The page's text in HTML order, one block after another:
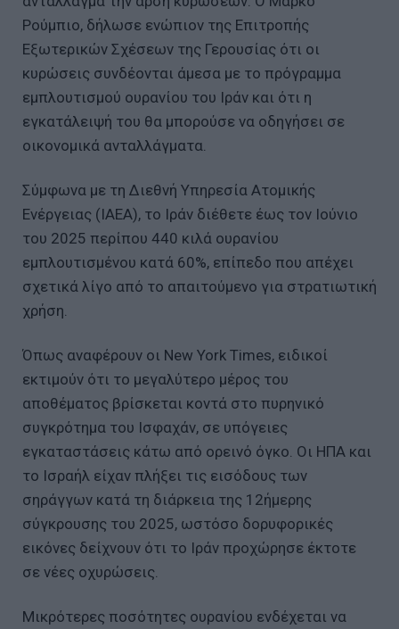
Ρούμπιο, δήλωσε ενώπιον της Επιτροπής
Εξωτερικών Σχέσεων της Γερουσίας ότι οι
κυρώσεις συνδέονται άμεσα με το πρόγραμμα
εμπλουτισμού ουρανίου του Ιράν και ότι η
εγκατάλειψή του θα μπορούσε να οδηγήσει σε
οικονομικά ανταλλάγματα.
Σύμφωνα με τη Διεθνή Υπηρεσία Ατομικής
Ενέργειας (IAEA), το Ιράν διέθετε έως τον Ιούνιο
του 2025 περίπου 440 κιλά ουρανίου
εμπλουτισμένου κατά 60%, επίπεδο που απέχει
σχετικά λίγο από το απαιτούμενο για στρατιωτική
χρήση.
Όπως αναφέρουν οι New York Times, ειδικοί
εκτιμούν ότι το μεγαλύτερο μέρος του
αποθέματος βρίσκεται κοντά στο πυρηνικό
συγκρότημα του Ισφαχάν, σε υπόγειες
εγκαταστάσεις κάτω από ορεινό όγκο. Οι ΗΠΑ και
το Ισραήλ είχαν πλήξει τις εισόδους των
σηράγγων κατά τη διάρκεια της 12ήμερης
σύγκρουσης του 2025, ωστόσο δορυφορικές
εικόνες δείχνουν ότι το Ιράν προχώρησε έκτοτε
σε νέες οχυρώσεις.
Μικρότερες ποσότητες ουρανίου ενδέχεται να